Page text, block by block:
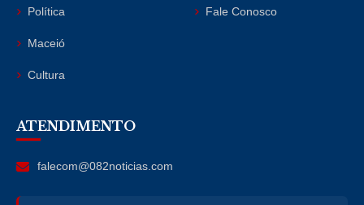
Política
Maceió
Cultura
Fale Conosco
ATENDIMENTO
falecom@082noticias.com